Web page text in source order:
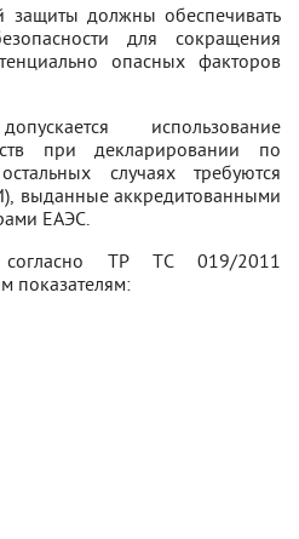
защиты должны обеспечивать
для сокращения
опасных факторов
использование
при декларировании по
случаях требуются
выданные аккредитованными
ЕАЭС.
согласно ТР ТС 019/2011
показателям: